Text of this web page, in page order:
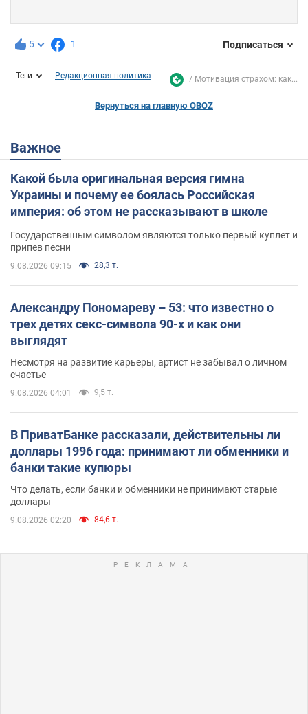
5 1 Подписаться
Теги Редакционная политика Мотивация страхом: как...
Вернуться на главную OBOZ
Важное
Какой была оригинальная версия гимна
Украины и почему ее боялась Российская
империя: об этом не рассказывают в школе
Государственным символом являются только первый куплет и
припев песни
9.08.2026 09:15 28,3 т.
Александру Пономареву – 53: что известно о
трех детях секс-символа 90-х и как они
выглядят
Несмотря на развитие карьеры, артист не забывал о личном
счастье
9.08.2026 04:01 9,5 т.
В ПриватБанке рассказали, действительны ли
доллары 1996 года: принимают ли обменники и
банки такие купюры
Что делать, если банки и обменники не принимают старые
доллары
9.08.2026 02:20 84,6 т.